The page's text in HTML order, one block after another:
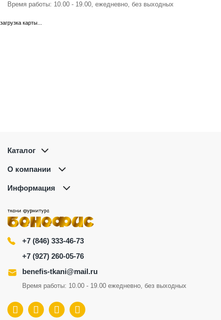
Время работы: 10.00 - 19.00, ежедневно, без выходных
загрузка карты...
Каталог
О компании
Информация
+7 (846) 333-46-73
+7 (927) 260-05-76
benefis-tkani@mail.ru
Время работы: 10.00 - 19.00 ежедневно, без выходных